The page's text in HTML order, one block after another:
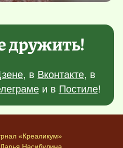
дружить!
, в Вконтакте, в
и в Постиле!
«Креаликум»
Дарья Насибулина